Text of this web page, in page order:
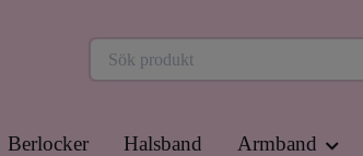
Berlocker Halsband Armband